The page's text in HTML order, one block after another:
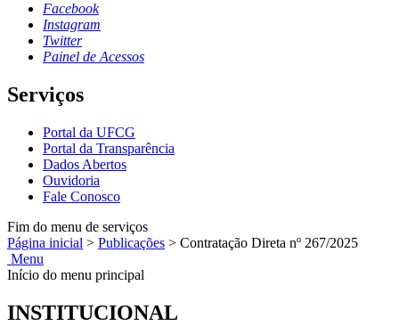
Facebook
Instagram
Twitter
Painel de Acessos
Serviços
Portal da UFCG
Portal da Transparência
Dados Abertos
Ouvidoria
Fale Conosco
Fim do menu de serviços
Página inicial > Publicações > Contratação Direta nº 267/2025
Menu
Início do menu principal
INSTITUCIONAL